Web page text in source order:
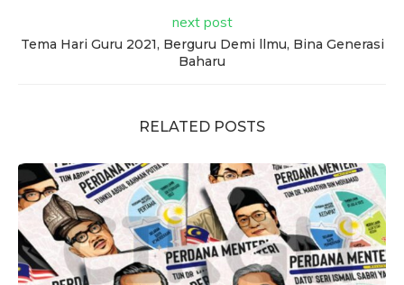
next post
Tema Hari Guru 2021, Berguru Demi llmu, Bina Generasi
Baharu
RELATED POSTS